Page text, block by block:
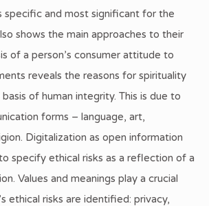
specific and most significant for the
shows the main approaches to their
of a person’s consumer attitude to
reveals the reasons for spirituality
of human integrity. This is due to
forms – language, art,
Digitalization as open information
specify ethical risks as a reflection of a
Values and meanings play a crucial
ethical risks are identified: privacy,